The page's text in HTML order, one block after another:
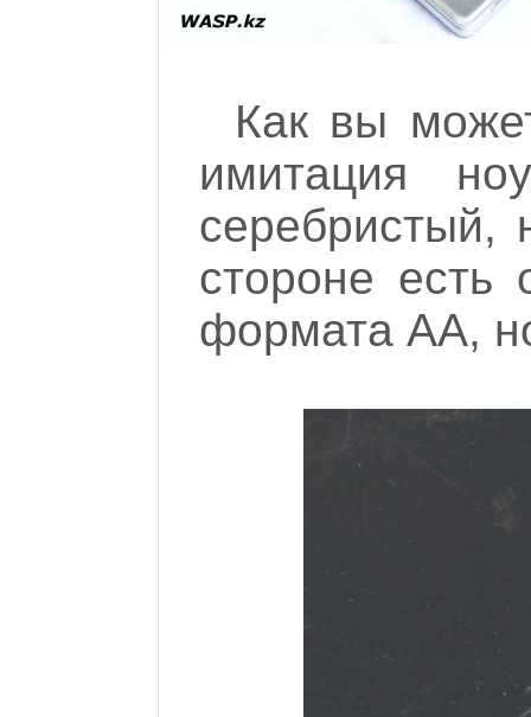
Как вы
имитация
стороне есть
формата АА,